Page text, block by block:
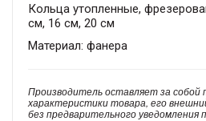
Кольца утопленные,
см, 16 см, 20 см
Материал: фанера
Производитель оставляет за собой
характеристики товара, его
без предварительного уведомления